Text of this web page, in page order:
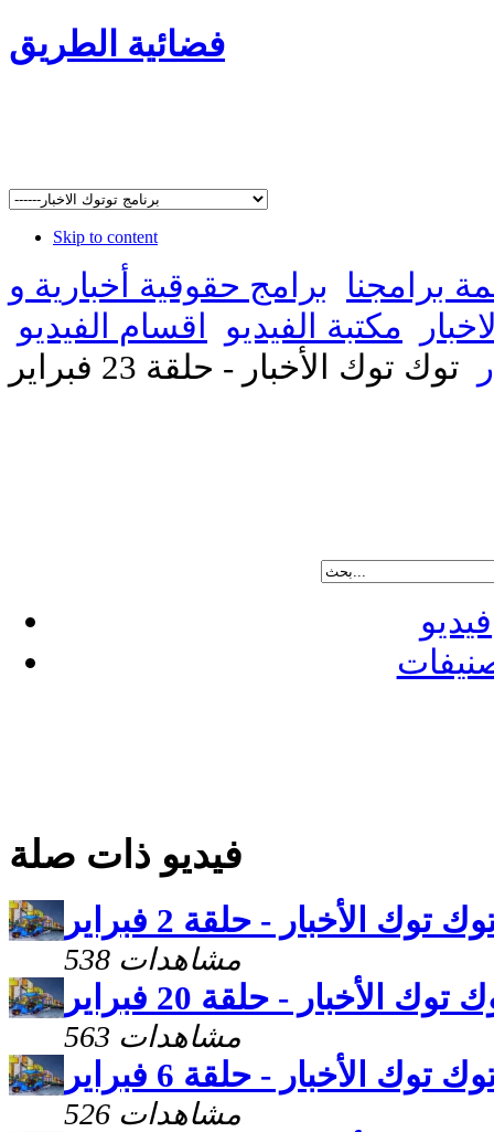
فضائية الطريق
Skip to content
برامجنا
برامج حقوقية أخبارية و
مكتبة الفيديو
اقسام الفيديو
توك توك الأخبار - حلقة 23 فبراير
فيديو
فيديو ذات صلة
توك الأخبار - حلقة 2 فبراير
538 مشاهدات
توك الأخبار - حلقة 20 فبراير
563 مشاهدات
توك الأخبار - حلقة 6 فبراير
526 مشاهدات